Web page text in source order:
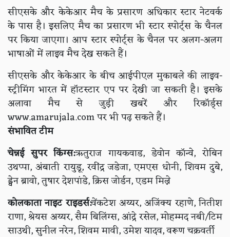
सीएसके और केकेआर मैच के प्रसारण अधिकार स्टार नेटवर्क
के पास है। इसलिए मैच का प्रसारण भी स्टार स्पोर्ट्स के चैनल
पर किया जाएगा। आप स्टार स्पोर्ट्स के चैनल पर अलग-अलग
भाषाओं में लाइव मैच देख सकते हैं।
सीएसके और केकेआर के बीच आईपीएल मुकाबले की लाइव-
स्ट्रीमिंग भारत में हॉटस्टार एप पर देखी जा सकती है। इसके
अलावा मैच से जुड़ी खबरें और रिकॉर्ड्स
www.amarujala.com पर भी पढ़ सकते हैं।
संभावित टीम
चेन्नई सुपर किंग्स:ऋतुराज गायकवाड, डेवोन कॉन्वे, रोबिन
उथप्पा, अंबाती रायुडू, रवींद्र जडेजा, एमएस धोनी, शिवम दुबे,
ड्वेन ब्रावो, तुषार देशपांडे, क्रिस जोर्डन, एडम मिल्ने
कोलकाता नाइट राइडर्स:वेंकटेश अय्यर, अजिंक्य रहाणे, नितीश
राणा, श्रेयस अय्यर, सैम बिलिंग्स, आंद्रे रसेल, मोहम्मद नबी/टिम
साउथी, सुनील नरेन, शिवम मावी, उमेश यादव, वरूण चक्रवर्ती